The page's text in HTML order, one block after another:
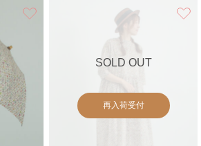
SOLD OUT
再入荷受付